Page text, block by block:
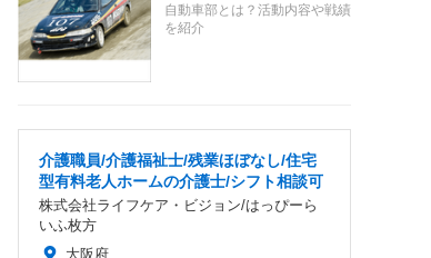
自動車部とは？活動内容や戦績
を紹介
介護職員/介護福祉士/残業ほぼなし/住宅
型有料老人ホームの介護士/シフト相談可
株式会社ライフケア・ビジョン/はっぴーら
いふ枚方
大阪府